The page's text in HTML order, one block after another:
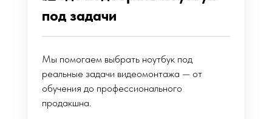
под задачи
Мы помогаем выбрать ноутбук под
реальные задачи видеомонтажа — от
обучения до профессионального
продакшна.